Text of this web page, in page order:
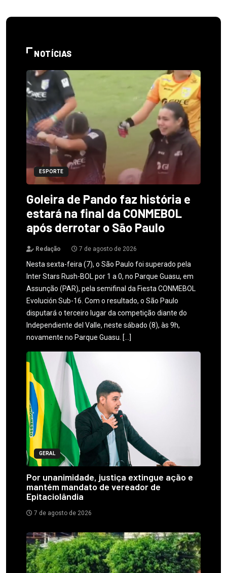
NOTÍCIAS
ESPORTE
Goleira de Pando faz história e
estará na final da CONMEBOL
após derrotar o São Paulo
Redação 7 de agosto de 2026
Nesta sexta-feira (7), o São Paulo foi superado pela
Inter Stars Rush-BOL por 1 a 0, no Parque Guasu, em
Assunção (PAR), pela semifinal da Fiesta CONMEBOL
Evolución Sub-16. Com o resultado, o São Paulo
disputará o terceiro lugar da competição diante do
Independiente del Valle, neste sábado (8), às 9h,
novamente no Parque Guasu. […]
GERAL
Por unanimidade, justiça extingue ação e
mantém mandato de vereador de
Epitaciolândia
7 de agosto de 2026